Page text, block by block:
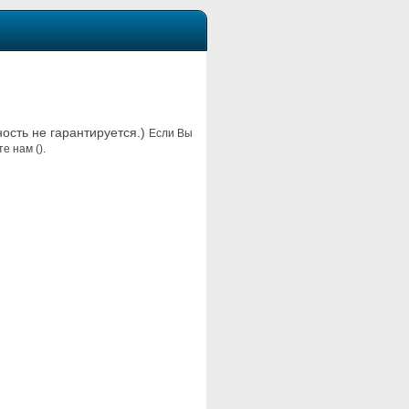
не гарантируется.) Если Вы
нам ().